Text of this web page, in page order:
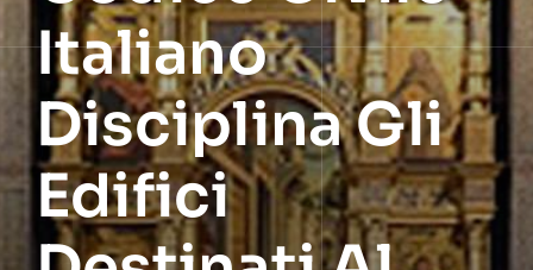
Italiano
Disciplina Gli
Edifici